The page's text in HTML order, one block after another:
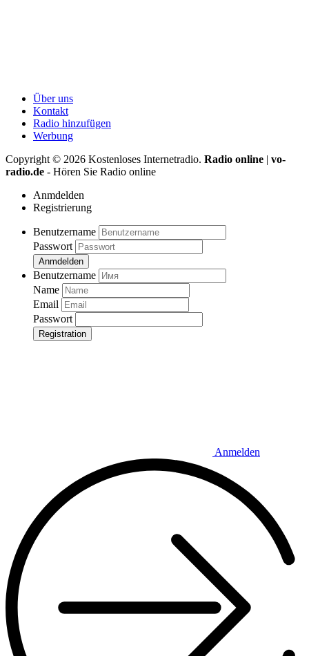
Über uns
Kontakt
Radio hinzufügen
Werbung
Copyright © 2026 Kostenloses Internetradio. Radio online | vo-
radio.de - Hören Sie Radio online
Anmdelden
Registrierung
Benutzername
Passwort
Anmdelden
Benutzername
Name
Email
Passwort
Registration
Anmelden